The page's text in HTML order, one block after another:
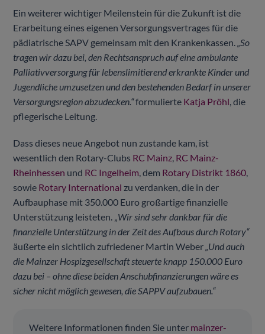
Ein weiterer wichtiger Meilenstein für die Zukunft ist die
Erarbeitung eines eigenen Versorgungsvertrages für die
pädiatrische SAPV gemeinsam mit den Krankenkassen.„So
tragen wir dazu bei, den Rechtsanspruch auf eine ambulante
Palliativversorgung für lebenslimitierend erkrankte Kinder und
Jugendliche umzusetzen und den bestehenden Bedarf in unserer
Versorgungsregion abzudecken.“formulierte Katja Pröhl, die
pflegerische Leitung.
Dass dieses neue Angebot nun zustande kam, ist
wesentlich den Rotary-Clubs RC Mainz RC Mainz-
Rheinhessen und RC Ingelheim , dem Rotary Distrikt 1860
sowie Rotary International zu verdanken, die in der
Aufbauphase mit 350.000 Euro großartige finanzielle
Unterstützung leisteten. „ Wir sind sehr dankbar für die
finanzielle Unterstützung in der Zeit des Aufbaus durch Rotary“
äußerte ein sichtlich zufriedener Martin Weber „Und auch
die Mainzer Hospizgesellschaft steuerte knapp 150.000 Euro
dazu bei – ohne diese beiden Anschubfinanzierungen wäre es
sicher nicht möglich gewesen, die SAPPV aufzubauen.“
Weitere Informationen finden Sie unter mainzer-